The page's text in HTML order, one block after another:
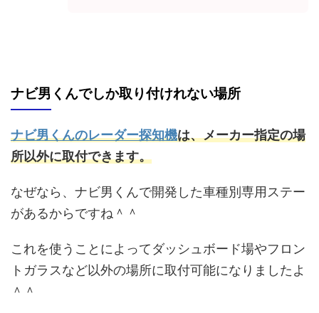
ナビ男くんでしか取り付けれない場所
ナビ男くんのレーダー探知機は、メーカー指定の場
所以外に取付できます。
なぜなら、ナビ男くんで開発した車種別専用ステー
があるからですね＾＾
これを使うことによってダッシュボード場やフロン
トガラスなど以外の場所に取付可能になりましたよ
＾＾